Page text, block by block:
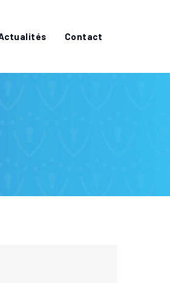
Contact